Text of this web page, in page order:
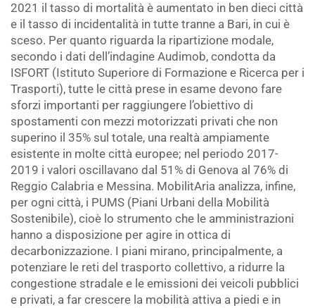
2021 il tasso di mortalità è aumentato in ben dieci città
e il tasso di incidentalità in tutte tranne a Bari, in cui è
sceso. Per quanto riguarda la ripartizione modale,
secondo i dati dell’indagine Audimob, condotta da
ISFORT (Istituto Superiore di Formazione e Ricerca per i
Trasporti), tutte le città prese in esame devono fare
sforzi importanti per raggiungere l’obiettivo di
spostamenti con mezzi motorizzati privati che non
superino il 35% sul totale, una realtà ampiamente
esistente in molte città europee; nel periodo 2017-
2019 i valori oscillavano dal 51% di Genova al 76% di
Reggio Calabria e Messina. MobilitAria analizza, infine,
per ogni città, i PUMS (Piani Urbani della Mobilità
Sostenibile), cioè lo strumento che le amministrazioni
hanno a disposizione per agire in ottica di
decarbonizzazione. I piani mirano, principalmente, a
potenziare le reti del trasporto collettivo, a ridurre la
congestione stradale e le emissioni dei veicoli pubblici
e privati, a far crescere la mobilità attiva a piedi e in